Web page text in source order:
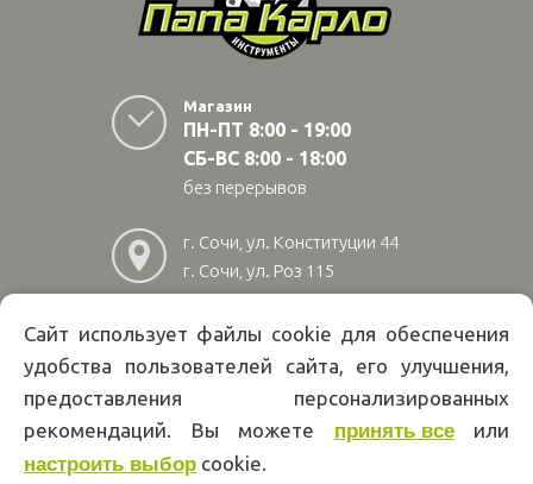
Магазин
ПН-ПТ 8:00 - 19:00
СБ-ВС 8:00 - 18:00
без перерывов
г. Сочи, ул. Конституции 44
г. Сочи, ул. Роз 115
г. Адлер, ул Авиационная
28/10
222 02 01
офертой. Указанные цены действуют только при оформлении заказа
через интернет-магазин papakarlotools.ru.
Сайт использует файлы cookie для обеспечения
удобства пользователей сайта, его улучшения,
предоставления персонализированных
рекомендаций. Вы можете принять всеили
настроить выбор cookie.